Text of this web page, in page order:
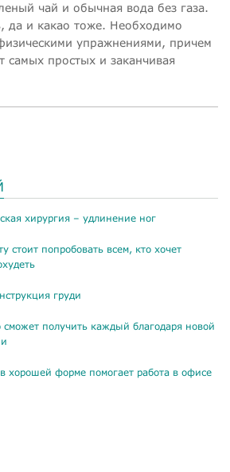
чай и обычная вода без газа.
да и какао тоже. Необходимо
упражнениями, причем
простых и заканчивая
хирургия – удлинение ног
стоит попробовать всем, кто хочет
груди
сможет получить каждый благодаря новой
хорошей форме помогает работа в офисе